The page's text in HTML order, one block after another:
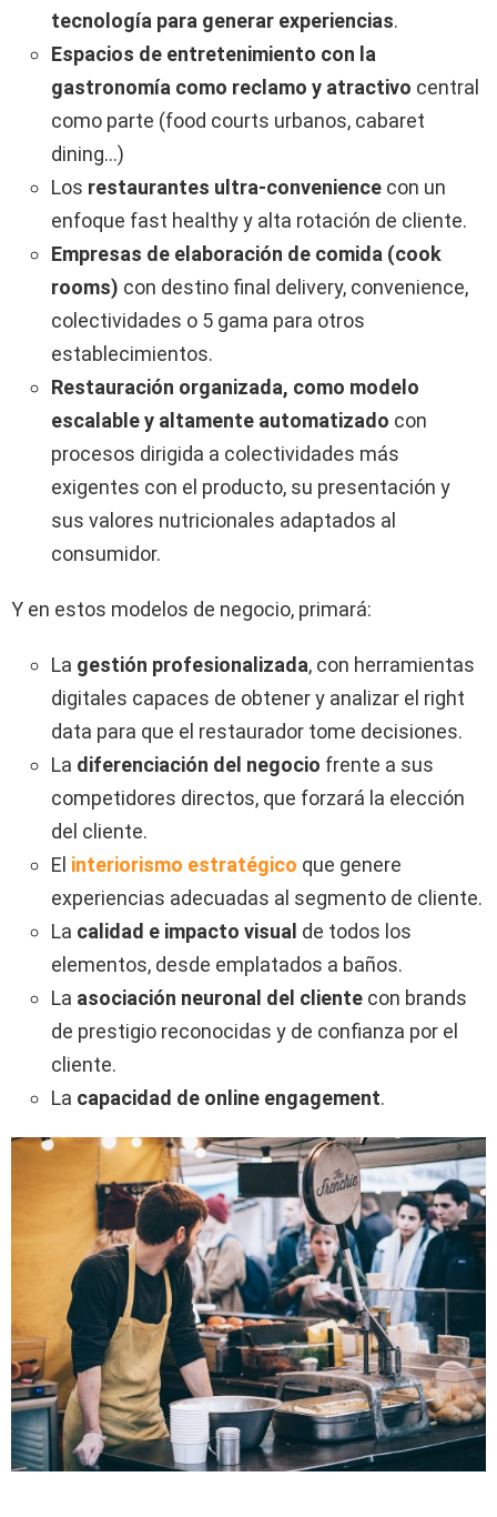
tecnología para generar experiencias.
Espacios de entretenimiento con la
gastronomía como reclamo y atractivo central
como parte (food courts urbanos, cabaret
dining…)
Los restaurantes ultra-convenience con un
enfoque fast healthy y alta rotación de cliente.
Empresas de elaboración de comida (cook
rooms) con destino final delivery, convenience,
colectividades o 5 gama para otros
establecimientos.
Restauración organizada, como modelo
escalable y altamente automatizado con
procesos dirigida a colectividades más
exigentes con el producto, su presentación y
sus valores nutricionales adaptados al
consumidor.
Y en estos modelos de negocio, primará:
La gestión profesionalizada, con herramientas
digitales capaces de obtener y analizar el right
data para que el restaurador tome decisiones.
La diferenciación del negocio frente a sus
competidores directos, que forzará la elección
del cliente.
El interiorismo estratégico que genere
experiencias adecuadas al segmento de cliente.
La calidad e impacto visual de todos los
elementos, desde emplatados a baños.
La asociación neuronal del cliente con brands
de prestigio reconocidas y de confianza por el
cliente.
La capacidad de online engagement.